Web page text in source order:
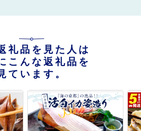
礼品を見た人は
こんな返礼品を
ています。